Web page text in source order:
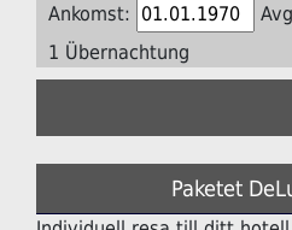
Ankomst:
1 Übernachtung
Paketet